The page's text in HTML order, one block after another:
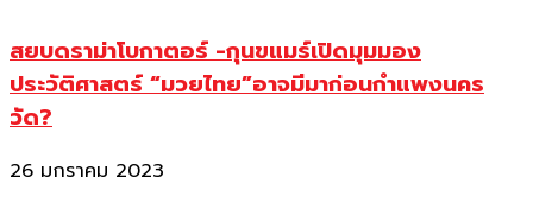
สยบดราม่าโบกาตอร์ -กุนขแมร์เปิดมุมมอง
ประวัติศาสตร์ “มวยไทย”อาจมีมาก่อนกำแพงนคร
วัด?
26 มกราคม 2023